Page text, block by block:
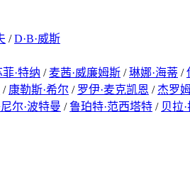
/D·B·威斯
菲·特纳 /麦茜·威廉姆斯 /琳娜·海蒂 /
/ 康勒斯·希尔 / 罗伊·麦克凯恩 / 杰罗
尔·波特曼 /鲁珀特·范西塔特 / 贝拉